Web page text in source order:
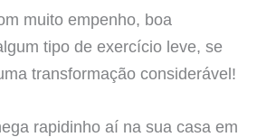
muito empenho, boa
tipo de exercício leve, se
transformação considerável!
rapidinho aí na sua casa em